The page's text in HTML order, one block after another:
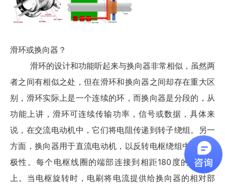
滑环或换向器？
滑环的设计和功能听起来与换向器非常相似，虽然两
者之间有相似之处，但在滑环和换向器之间却存在重大区
别，滑环实际上是一个连续的环，而换向器是分段的，从
功能上讲，滑环可连续传输功率，信号或数据，具体来
说，在交流电动机中，它们将电阻传递到转子绕组。
另一
方面，换向器用于直流电动机，以反转电枢绕组中的电流
极性。每个电枢线圈的端部连接到相距180度的换向条
上。当电枢旋转时，电刷将电流提供给换向器的相对部